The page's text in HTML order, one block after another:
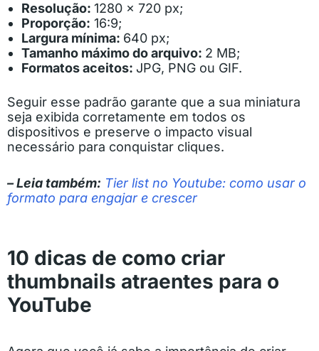
Resolução: 1280 x 720 px;
Proporção: 16:9;
Largura mínima: 640 px;
Tamanho máximo do arquivo: 2 MB;
Formatos aceitos: JPG, PNG ou GIF.
Seguir esse padrão garante que a sua miniatura
seja exibida corretamente em todos os
dispositivos e preserve o impacto visual
necessário para conquistar cliques.
– Leia também: Tier list no Youtube: como usar o
formato para engajar e crescer
10 dicas de como criar
thumbnails atraentes para o
YouTube